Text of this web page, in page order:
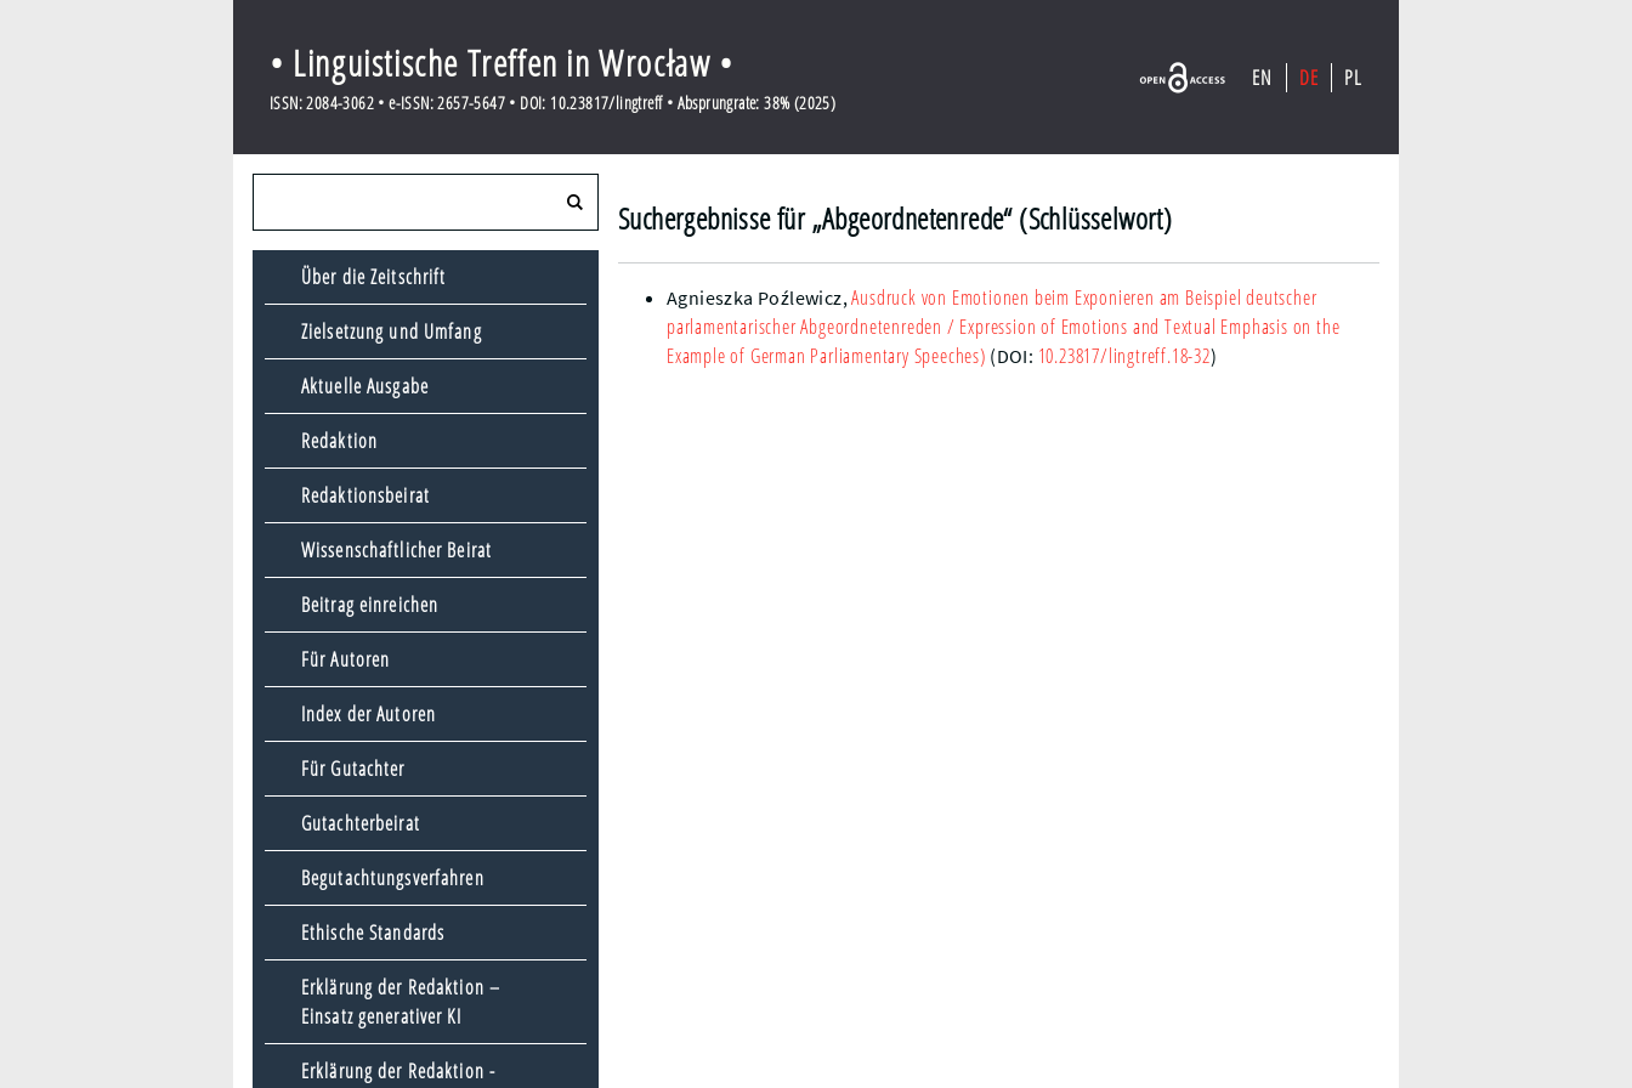
• Linguistische Treffen in Wrocław •
ISSN: 2084-3062 • e-ISSN: 2657-5647 • DOI: 10.23817/lingtreff • Absprungrate: 38% (2025)
EN DE PL
Über die Zeitschrift
Zielsetzung und Umfang
Aktuelle Ausgabe
Redaktion
Redaktionsbeirat
Wissenschaftlicher Beirat
Beitrag einreichen
Für Autoren
Index der Autoren
Für Gutachter
Gutachterbeirat
Begutachtungsverfahren
Ethische Standards
Erklärung der Redaktion –
Einsatz generativer KI
Erklärung der Redaktion -
Suchergebnisse für „Abgeordnetenrede“ (Schlüsselwort)
Agnieszka Poźlewicz,Ausdruck von Emotionen beim Exponieren am Beispiel deutscher
parlamentarischer Abgeordnetenreden / Expression of Emotions and Textual Emphasis on the
Example of German Parliamentary Speeches) (DOI: 10.23817/lingtreff.18-32)